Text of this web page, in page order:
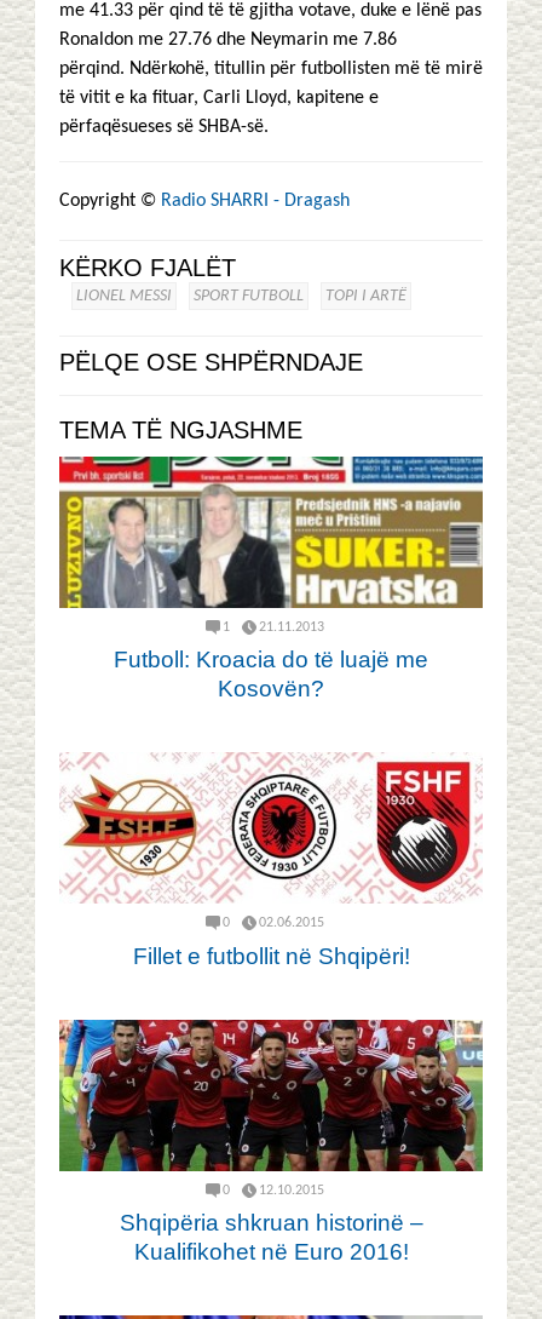
me 41.33 për qind të të gjitha votave, duke e lënë pas
Ronaldon me 27.76 dhe Neymarin me 7.86
përqind. Ndërkohë, titullin për futbollisten më të mirë
të vitit e ka fituar, Carli Lloyd, kapitene e
përfaqësueses së SHBA-së.
Copyright © Radio SHARRI - Dragash
KËRKO FJALËT
LIONEL MESSI SPORT FUTBOLL TOPI I ARTË
PËLQE OSE SHPËRNDAJE
TEMA TË NGJASHME
1 21.11.2013
Futboll: Kroacia do të luajë me
Kosovën?
0 02.06.2015
Fillet e futbollit në Shqipëri!
0 12.10.2015
Shqipëria shkruan historinë –
Kualifikohet në Euro 2016!